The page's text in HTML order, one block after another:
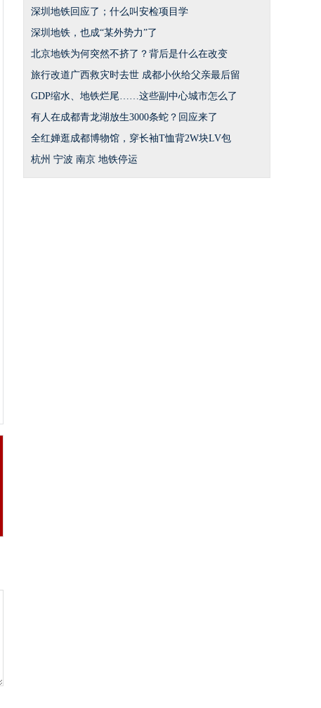
深圳地铁回应了；什么叫安检项目学
深圳地铁，也成“某外势力”了
北京地铁为何突然不挤了？背后是什么在改变
旅行改道广西救灾时去世 成都小伙给父亲最后留
GDP缩水、地铁烂尾……这些副中心城市怎么了
有人在成都青龙湖放生3000条蛇？回应来了
全红婵逛成都博物馆，穿长袖T恤背2W块LV包
杭州 宁波 南京 地铁停运